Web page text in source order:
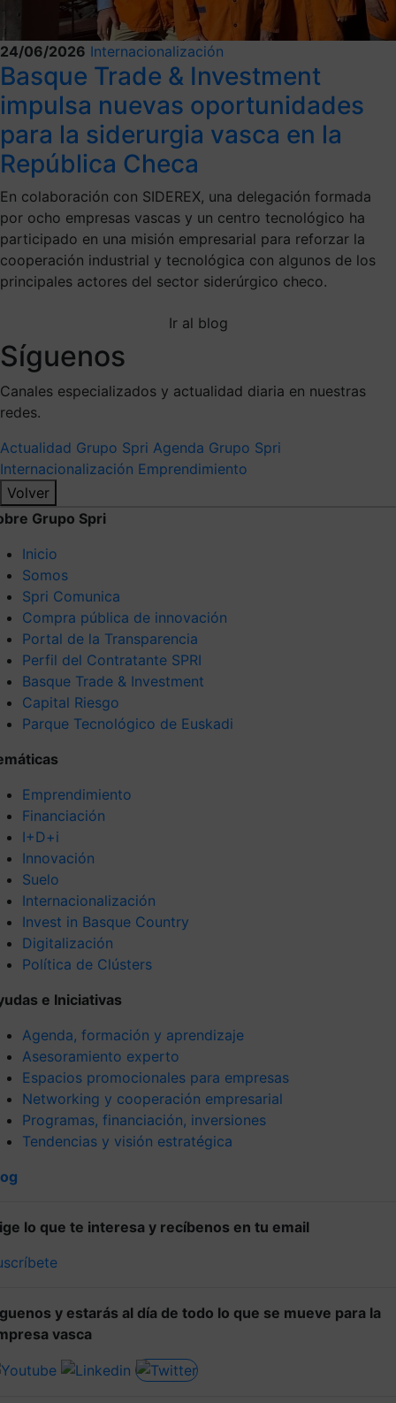
24/06/2026 Internacionalización
Basque Trade & Investment
impulsa nuevas oportunidades
para la siderurgia vasca en la
República Checa
En colaboración con SIDEREX, una delegación formada
por ocho empresas vascas y un centro tecnológico ha
participado en una misión empresarial para reforzar la
cooperación industrial y tecnológica con algunos de los
principales actores del sector siderúrgico checo.
Ir al blog
Síguenos
Canales especializados y actualidad diaria en nuestras
redes.
Actualidad Grupo Spri Agenda Grupo Spri
Internacionalización Emprendimiento
Volver
Grupo Spri
Inicio
Somos
Spri Comunica
Compra pública de innovación
Portal de la Transparencia
Perfil del Contratante SPRI
Basque Trade & Investment
Capital Riesgo
Parque Tecnológico de Euskadi
Emprendimiento
Financiación
I+D+i
Innovación
Suelo
Internacionalización
Invest in Basque Country
Digitalización
Política de Clústers
e Iniciativas
Agenda, formación y aprendizaje
Asesoramiento experto
Espacios promocionales para empresas
Networking y cooperación empresarial
Programas, financiación, inversiones
Tendencias y visión estratégica
lo que te interesa y recíbenos en tu email
y estarás al día de todo lo que se mueve para la
vasca